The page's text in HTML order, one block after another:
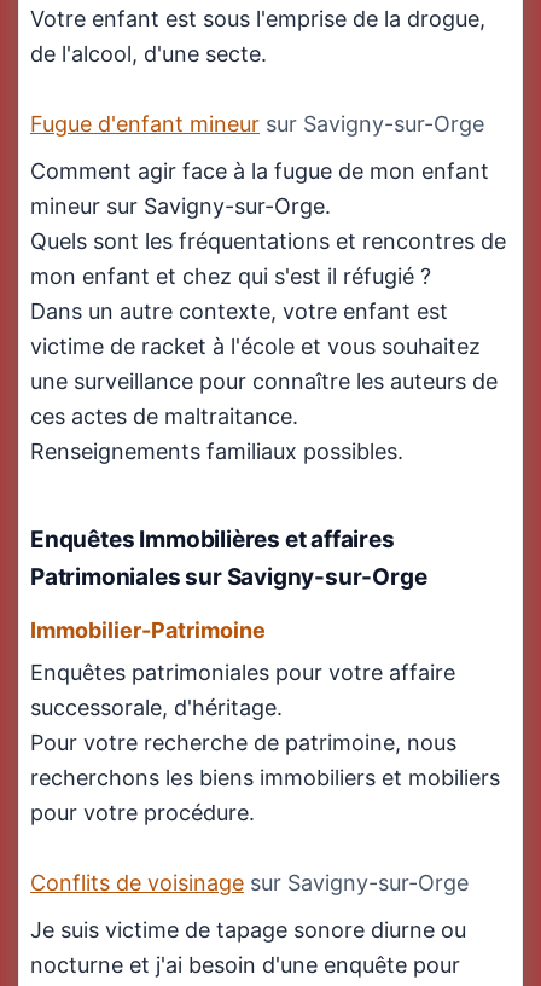
Votre enfant est sous l'emprise de la drogue,
de l'alcool, d'une secte.
Fugue d'enfant mineur sur Savigny-sur-Orge
Comment agir face à la fugue de mon enfant
mineur sur Savigny-sur-Orge.
Quels sont les fréquentations et rencontres de
mon enfant et chez qui s'est il réfugié ?
Dans un autre contexte, votre enfant est
victime de racket à l'école et vous souhaitez
une surveillance pour connaître les auteurs de
ces actes de maltraitance.
Renseignements familiaux possibles.
Enquêtes Immobilières et affaires
Patrimoniales sur Savigny-sur-Orge
Immobilier-Patrimoine
Enquêtes patrimoniales pour votre affaire
successorale, d'héritage.
Pour votre recherche de patrimoine, nous
recherchons les biens immobiliers et mobiliers
pour votre procédure.
Conflits de voisinage sur Savigny-sur-Orge
Je suis victime de tapage sonore diurne ou
nocturne et j'ai besoin d'une enquête pour